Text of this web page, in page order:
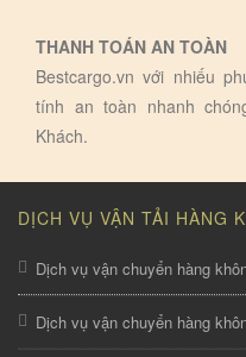
THANH TOÁN AN TOÀN
Bestcargo.vn với nhiếu
tính an toàn nhanh
Khách.
DỊCH VỤ VẬN TẢI HÀNG
Dịch vụ vận chuyển hàng
Dịch vụ vận chuyển hàng